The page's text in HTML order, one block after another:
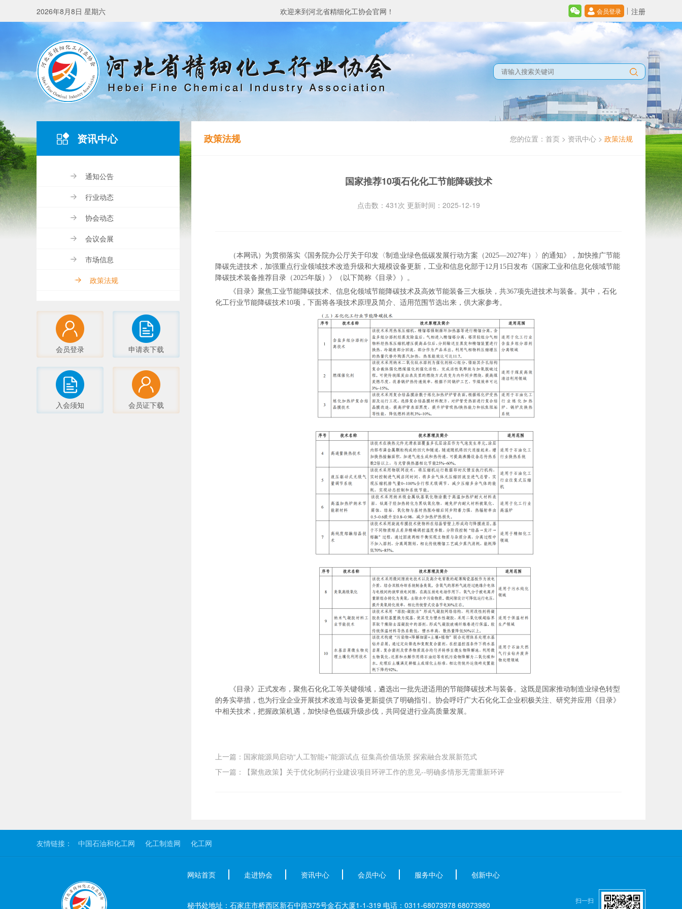
2026年8月8日 星期六 欢迎来到河北省精细化工协会官网！ 会员登录 注册
资讯中心
通知公告
行业动态
协会动态
会议会展
市场信息
政策法规
会员登录 申请表下载
入会须知 会员证下载
您的位置： 首页 > 资讯中心 > 政策法规
政策法规
国家推荐10项石化化工节能降碳技术
点击数：431次 更新时间：2025-12-19
（本网讯）为贯彻落实《国务院办公厅关于印发〈制造业绿色低碳发展行动方案（2025—2027年）〉的通知》，加快推广节能
降碳先进技术，加强重点行业领域技术改造升级和大规模设备更新，工业和信息化部于12月15日发布《国家工业和信息化领域节能
降碳技术装备推荐目录（2025年版）》（以下简称《目录》）。
《目录》聚焦工业节能降碳技术、信息化领域节能降碳技术及高效节能装备三大板块，共367项先进技术与装备。其中，石化
化工行业节能降碳技术10项，下面将各项技术原理及简介、适用范围节选出来，供大家参考。
《目录》正式发布，聚焦石化化工等关键领域，遴选出一批先进适用的节能降碳技术与装备。这既是国家推动制造业绿色转型
的务实举措，也为行业企业开展技术改造与设备更新提供了明确指引。协会呼吁广大石化化工企业积极关注、研究并应用《目录》
中相关技术，把握政策机遇，加快绿色低碳升级步伐，共同促进行业高质量发展。
上一篇：国家能源局启动“人工智能+”能源试点 征集高价值场景 探索融合发展新范式
下一篇：【聚焦政策】关于优化制药行业建设项目环评工作的意见--明确多情形无需重新环评
友情链接： 中国石油和化工网 化工制造网 化工网
网站首页 走进协会 资讯中心 会员中心 服务中心 创新中心
秘书处地址：石家庄市桥西区新石中路375号金石大厦1-1-319 电话：0311-68073978 68073980
扫一扫